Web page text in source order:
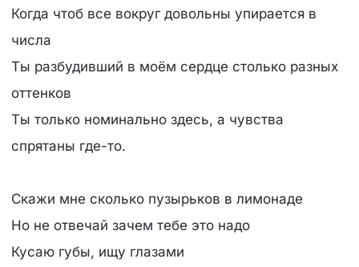
Когда чтоб все вокруг довольны упирается в
числа
Ты разбудивший в моём сердце столько разных
оттенков
Ты только номинально здесь, а чувства
спрятаны где-то.
Скажи мне сколько пузырьков в лимонаде
Но не отвечай зачем тебе это надо
Кусаю губы, ищу глазами